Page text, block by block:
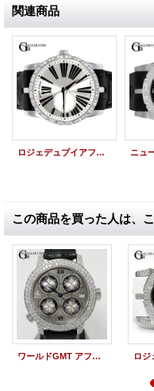
関連商品
ロジェデュブイアフターダイヤ | エクスカリバー42 RDDBEX0354
この商品を買った人は、
ワールドGMT アフターダイヤ GMT-3SS 世界限定1800本